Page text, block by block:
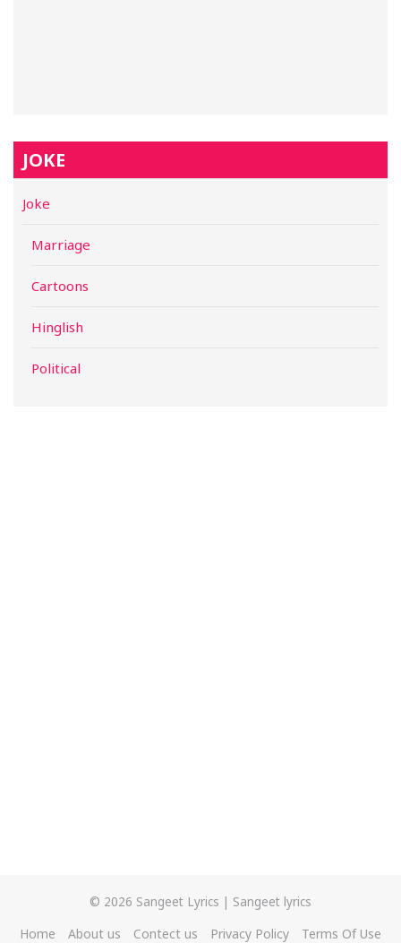
JOKE
Joke
Marriage
Cartoons
Hinglish
Political
© 2026 Sangeet Lyrics | Sangeet lyrics
Home
About us Contect us Privacy Policy Terms Of Use